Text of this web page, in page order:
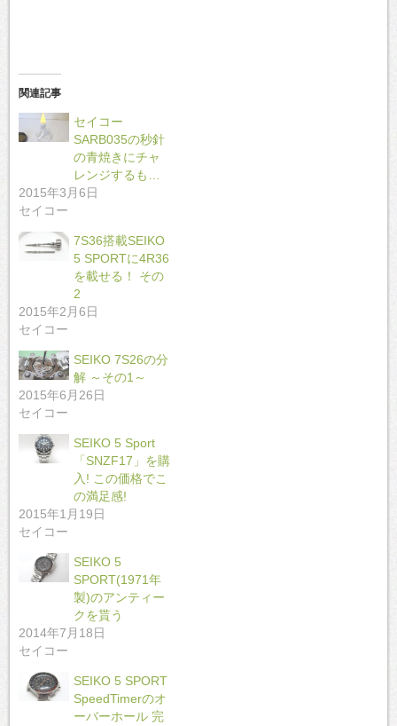
関連記事
セイコー
SARB035の秒針
の青焼きにチャ
レンジするも…
2015年3月6日
セイコー
7S36搭載SEIKO
5 SPORTに4R36
を載せる！ その
2
2015年2月6日
セイコー
SEIKO 7S26の分
解 ～その1～
2015年6月26日
セイコー
SEIKO 5 Sport
「SNZF17」を購
入! この価格でこ
の満足感!
2015年1月19日
セイコー
SEIKO 5
SPORT(1971年
製)のアンティー
クを貰う
2014年7月18日
セイコー
SEIKO 5 SPORT
SpeedTimerのオ
ーバーホール 完